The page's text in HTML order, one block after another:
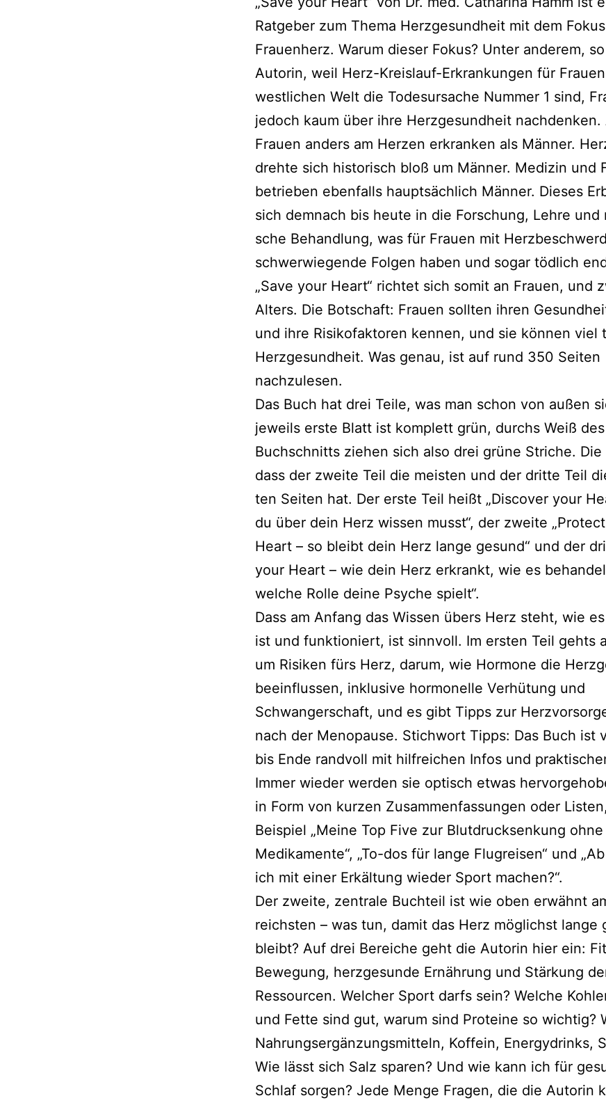
Ratgeber zum Thema Herzgesundheit mit dem Fokus
Frauenherz. Warum die­ser Fokus? Unter ande­rem,
Autorin, weil Herz-Kreislauf-Erkrankungen für
west­li­chen Welt die Todesursache Nummer 1 sind,
jedoch kaum über ihre Herzgesundheit nach­den­ken.
Frauen anders am Herzen erkran­ken als Männer.
dreh­te sich his­to­risch bloß um Männer. Medizin und
betrie­ben eben­falls haupt­säch­lich Männer. Dieses
sich dem­nach bis heu­te in die Forschung, Lehre
sche Behandlung, was für Frauen mit
schwer­wie­gen­de Folgen haben und sogar töd­lich
„Save your Heart“ rich­tet sich somit an Frauen, und
Alters. Die Botschaft: Frauen soll­ten ihren
und ihre Risikofaktoren ken­nen, und sie kön­nen viel
Herzgesundheit. Was genau, ist auf rund 350 Seiten
nachzulesen.
Das Buch hat drei Teile, was man schon von außen
jeweils ers­te Blatt ist kom­plett grün, durchs Weiß des
Buchschnitts zie­hen sich also drei grü­ne Striche. Die
dass der zwei­te Teil die meis­ten und der drit­te Teil
ten Seiten hat. Der ers­te Teil heißt „Discover your
du über dein Herz wis­sen musst“, der zwei­te
Heart – so bleibt dein Herz lan­ge gesund“ und der
your Heart – wie dein Herz erkrankt, wie es
wel­che Rolle dei­ne Psyche spielt“.
Dass am Anfang das Wissen übers Herz steht, wie
ist und funk­tio­niert, ist sinn­voll. Im ers­ten Teil gehts
um Risiken fürs Herz, dar­um, wie Hormone die
beein­flus­sen, inklu­si­ve hor­mo­nel­le Verhütung und
Schwangerschaft, und es gibt Tipps zur
nach der Menopause. Stichwort Tipps: Das Buch ist
bis Ende rand­voll mit hilf­rei­chen Infos und
Immer wie­der wer­den sie optisch etwas
in Form von kur­zen Zusammenfassungen oder
Beispiel „Meine Top Five zur Blutdrucksenkung ohne
Medikamente“, „To-dos für lan­ge Flugreisen“ und
ich mit einer Erkältung wie­der Sport machen?“.
Der zwei­te, zen­tra­le Buchteil ist wie oben erwähnt
reichs­ten – was tun, damit das Herz mög­lichst lan­ge
bleibt? Auf drei Bereiche geht die Autorin hier ein:
Bewegung, herz­ge­sun­de Ernährung und Stärkung
Ressourcen. Welcher Sport darfs sein? Welche
und Fette sind gut, war­um sind Proteine so wich­tig?
Nahrungsergänzungsmitteln, Koffein, Energydrinks,
Wie lässt sich Salz spa­ren? Und wie kann ich für
Schlaf sor­gen? Jede Menge Fragen, die die Autorin